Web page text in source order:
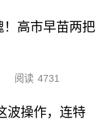
高市早苗两把
阅读 4731
波操作，连特